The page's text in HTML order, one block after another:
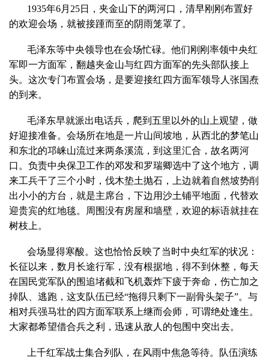
1935年6月25日，夹金山下的两河口，清早刚刚布置好
的欢迎会场，就被接踵而至的阴雨笼罩了。
毛泽东等中央领导也在会场忙碌。他们刚刚率领中央红
军即一方面军，翻越夹金山与红四方面军的先头部队接上
头。这次专门布置会场，是要迎接红四方面军领导人张国焘
的到来。
毛泽东早就派出电话兵，爬到五里以外的山上观望，做
好迎接准备。会场所在地是一片山间坡地，从西北的梦笔山
和东北的邛崃山流过来两条溪流，到这里汇合，故名两河
口。负责中央保卫工作的邓发和罗瑞卿选中了这个地方，调
来工兵干了三个小时，伐木垫土抛石，上边就着自然坡势削
出小小的方台，就是主席台，下边用沙土铺平地面，代替欢
迎贵宾的红地毯。周围没有房屋和墙壁，欢迎的标语就挂在
树枝上。
会场显得寒酸。这也恰恰反映了当时中央红军的状况：
长征以来，数月长途行军，没有根据地，得不到休整，每天
在国民党军队的围追堵截和飞机轰炸下疲于奔命，伤亡加之
掉队、逃跑，这支队伍已经“拖得只剩下一副骨头架子”。与
相对兵强马壮的四方面军联系上继而会师，可谓绝处逢生。
大家都希望借合兵之利，迅速从敌人的包围中突出去。
上千红军战士集合列队，在风雨中焦急等待。队伍演练